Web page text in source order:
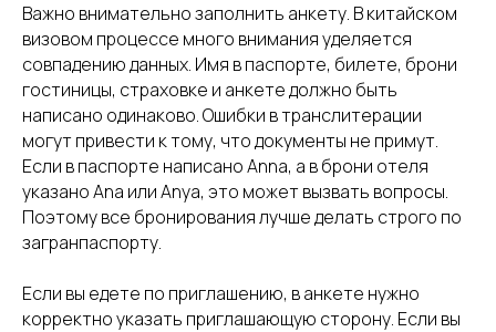
Важно внимательно заполнить анкету. В китайском
визовом процессе много внимания уделяется
совпадению данных. Имя в паспорте, билете, брони
гостиницы, страховке и анкете должно быть
написано одинаково. Ошибки в транслитерации
могут привести к тому, что документы не примут.
Если в паспорте написано Anna, а в брони отеля
указано Ana или Anya, это может вызвать вопросы.
Поэтому все бронирования лучше делать строго по
загранпаспорту.
Если вы едете по приглашению, в анкете нужно
корректно указать приглашающую сторону. Если вы